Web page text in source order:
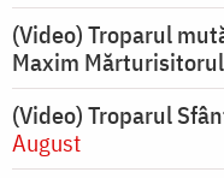
(Video) Troparul
Maxim Mărturisitorul
(Video) Troparul
August